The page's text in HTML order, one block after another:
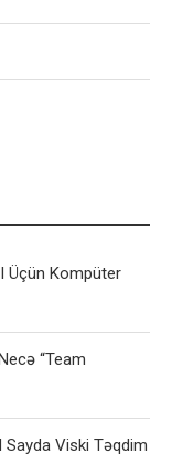
Üçün Kompüter
“Team
Sayda Viski Təqdim